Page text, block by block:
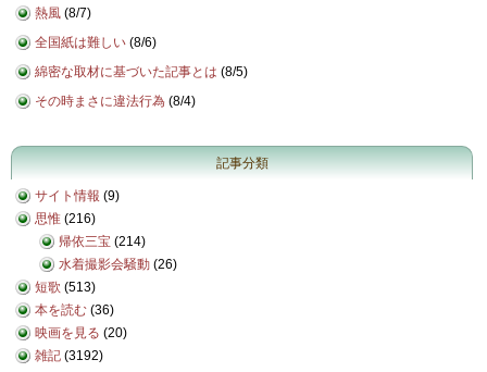
熱風 (8/7)
全国紙は難しい (8/6)
綿密な取材に基づいた記事とは (8/5)
その時まさに違法行為 (8/4)
記事分類
サイト情報 (9)
思惟 (216)
帰依三宝 (214)
水着撮影会騒動 (26)
短歌 (513)
本を読む (36)
映画を見る (20)
雑記 (3192)